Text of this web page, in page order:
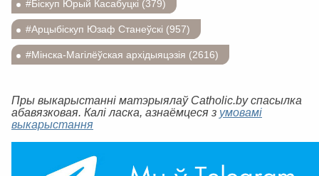
#Біскуп Юрый Касабуцкі (379)
#Арцыбіскуп Юзаф Станеўскі (957)
#Мінска-Магілёўская архідыяцэзія (2616)
Пры выкарыстанні матэрыялаў Catholic.by спасылка
абавязковая. Калі ласка, азнаёмцеся з умовамі
выкарыстання